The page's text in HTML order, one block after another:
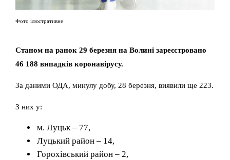
Фото ілюстративне
Станом на ранок 29 березня на Волині зареєстровано
46 188 випадків коронавірусу.
За даними ОДА, минулу добу, 28 березня, виявили ще 223.
З них у:
м. Луцьк – 77,
Луцький район – 14,
Горохівський район – 2,